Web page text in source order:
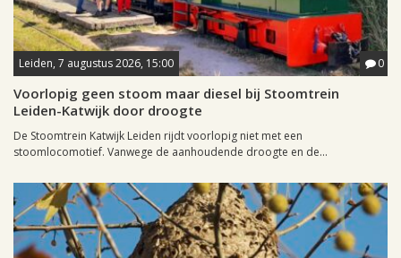
Leiden, 7 augustus 2026, 15:00 0
Voorlopig geen stoom maar diesel bij Stoomtrein
Leiden-Katwijk door droogte
De Stoomtrein Katwijk Leiden rijdt voorlopig niet met een
stoomlocomotief. Vanwege de aanhoudende droogte en de...